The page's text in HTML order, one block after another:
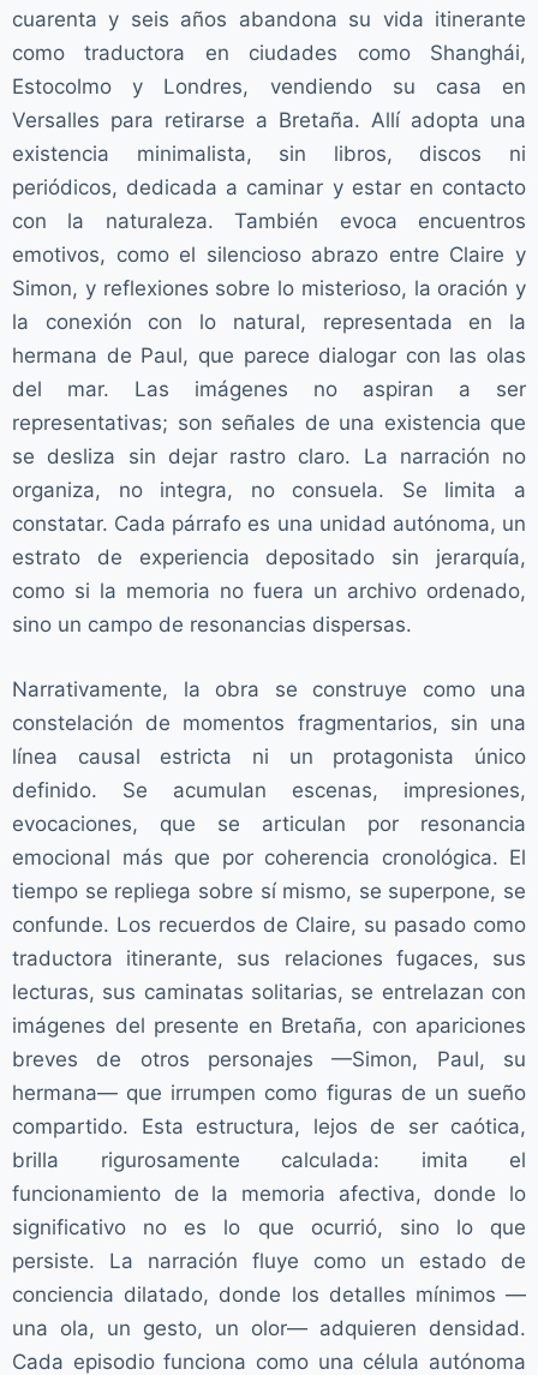
cuarenta y seis años abandona su vida itinerante
como traductora en ciudades como Shanghái,
Estocolmo y Londres, vendiendo su casa en
Versalles para retirarse a Bretaña. Allí adopta una
existencia minimalista, sin libros, discos ni
periódicos, dedicada a caminar y estar en contacto
con la naturaleza. También evoca encuentros
emotivos, como el silencioso abrazo entre Claire y
Simon, y reflexiones sobre lo misterioso, la oración y
la conexión con lo natural, representada en la
hermana de Paul, que parece dialogar con las olas
del mar. Las imágenes no aspiran a ser
representativas; son señales de una existencia que
se desliza sin dejar rastro claro. La narración no
organiza, no integra, no consuela. Se limita a
constatar. Cada párrafo es una unidad autónoma, un
estrato de experiencia depositado sin jerarquía,
como si la memoria no fuera un archivo ordenado,
sino un campo de resonancias dispersas.
Narrativamente, la obra se construye como una
constelación de momentos fragmentarios, sin una
línea causal estricta ni un protagonista único
definido. Se acumulan escenas, impresiones,
evocaciones, que se articulan por resonancia
emocional más que por coherencia cronológica. El
tiempo se repliega sobre sí mismo, se superpone, se
confunde. Los recuerdos de Claire, su pasado como
traductora itinerante, sus relaciones fugaces, sus
lecturas, sus caminatas solitarias, se entrelazan con
imágenes del presente en Bretaña, con apariciones
breves de otros personajes —Simon, Paul, su
hermana— que irrumpen como figuras de un sueño
compartido. Esta estructura, lejos de ser caótica,
brilla rigurosamente calculada: imita el
funcionamiento de la memoria afectiva, donde lo
significativo no es lo que ocurrió, sino lo que
persiste. La narración fluye como un estado de
conciencia dilatado, donde los detalles mínimos —
una ola, un gesto, un olor— adquieren densidad.
Cada episodio funciona como una célula autónoma